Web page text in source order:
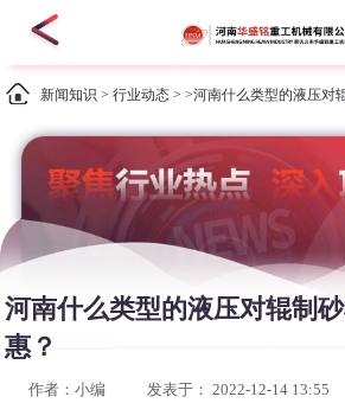
新闻知识 >行业动态 > >河南什么类型的液压对
河南什么类型的液压对辊制
惠？
作者：小编 发表于： 2022-12-14 13:55